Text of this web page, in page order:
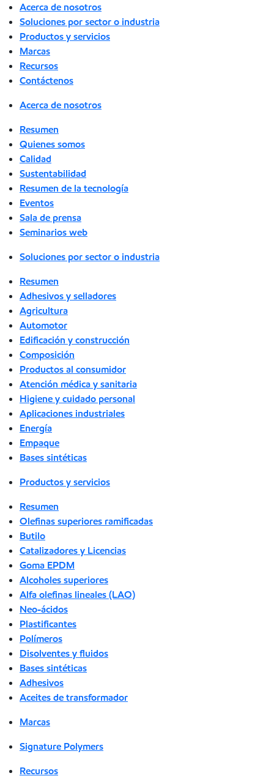
Acerca de nosotros
Soluciones por sector o industria
Productos y servicios
Marcas
Recursos
Contáctenos
Acerca de nosotros
Resumen
Quienes somos
Calidad
Sustentabilidad
Resumen de la tecnología
Eventos
Sala de prensa
Seminarios web
Soluciones por sector o industria
Resumen
Adhesivos y selladores
Agricultura
Automotor
Edificación y construcción
Composición
Productos al consumidor
Atención médica y sanitaria
Higiene y cuidado personal
Aplicaciones industriales
Energía
Empaque
Bases sintéticas
Productos y servicios
Resumen
Olefinas superiores ramificadas
Butilo
Catalizadores y Licencias
Goma EPDM
Alcoholes superiores
Alfa olefinas lineales (LAO)
Neo-ácidos
Plastificantes
Polímeros
Disolventes y fluidos
Bases sintéticas
Adhesivos
Aceites de transformador
Marcas
Signature Polymers
Recursos